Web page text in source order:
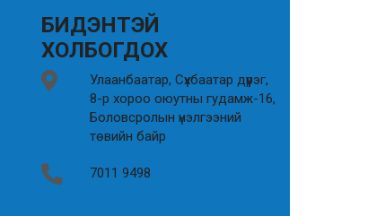
БИДЭНТЭЙ
ХОЛБОГДОХ
Улаанбаатар, Сүхбаатар дүүрэг,
8-р хороо оюутны гудамж-16,
Боловсролын үнэлгээний
төвийн байр
7011 9498